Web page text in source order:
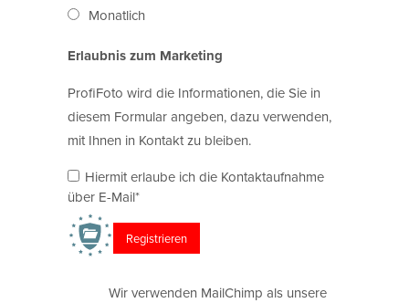
Monatlich
Erlaubnis zum Marketing
ProfiFoto wird die Informationen, die Sie in
diesem Formular angeben, dazu verwenden,
mit Ihnen in Kontakt zu bleiben.
Hiermit erlaube ich die Kontaktaufnahme
über E-Mail*
Wir verwenden MailChimp als unsere